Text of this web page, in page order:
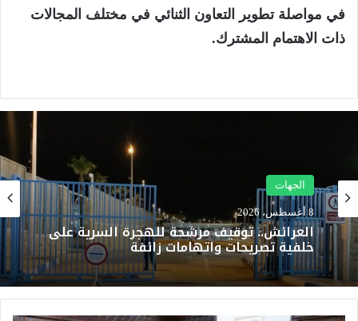
في مواصلة تطوير التعاون الثنائي في مختلف المجالات
ذات الاهتمام المشترك.
الجهات
8 أغسطس، 2026
العرائش.. توقيف مرشحة للهجرة السرية على
خلفية تصريحات واتهامات زائفة